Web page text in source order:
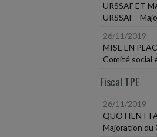
URSSAF ET
URSSAF -
26/11/2019
MISE EN
Comité social
Fiscal TPE
26/11/2019
QUOTIENT
Majoration du